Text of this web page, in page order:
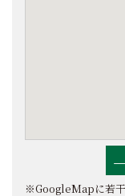
※GoogleMapに若干